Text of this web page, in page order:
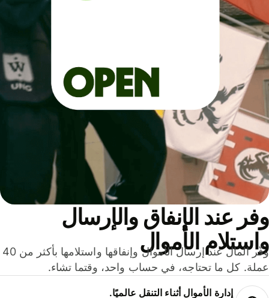
عند الإنفاق والإرسال
الأموال
وفّر المال عند إرسال الأموال وإنفاقها واستلامها بأكثر من 40
كل ما تحتاجه، في حساب واحد، وقتما تشاء.
إدارة الأموال أثناء التنقل عالميًا.